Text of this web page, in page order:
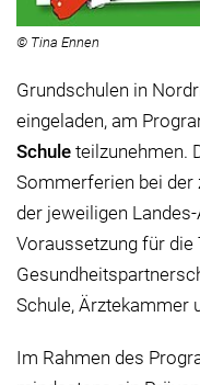
© Tina Ennen
Grundschulen in
eingeladen, am
Schule teilzunehmen.
Sommerferien bei der
der jeweiligen
Voraussetzung für die
Schule, Ärztekammer
Im Rahmen des